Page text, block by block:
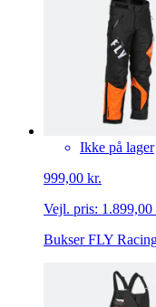
Ikke på lager
999,00 kr.
Vejl. pris: 1.899,00
Bukser FLY